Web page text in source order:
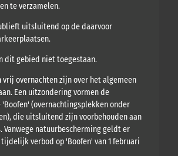
te verzamelen.
uitsluitend op de daarvoor
dit gebied niet toegestaan.
vrij overnachten zijn over het algemeen
Een uitzondering vormen de
'Boofen' (overnachtingsplekken onder
die uitsluitend zijn voorbehouden aan
Vanwege natuurbescherming geldt er
verbod op 'Boofen' van 1 februari